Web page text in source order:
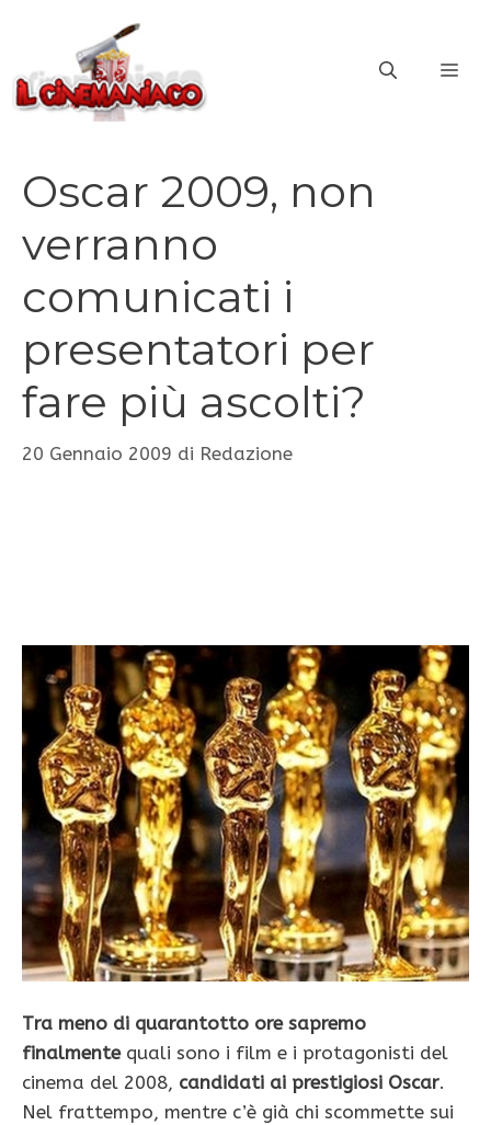
contenuto
Oscar 2009, non
verranno
comunicati i
presentatori per
fare più ascolti?
20 Gennaio 2009 di Redazione
Tra meno di quarantotto ore sapremo
finalmentequali sono i film e i protagonisti del
cinema del 2008, candidati ai prestigiosi Oscar.
Nel frattempo, mentre c’è già chi scommette sui